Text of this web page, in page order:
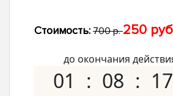
Стоимость: 700 р.250
до окончания
01 08 17